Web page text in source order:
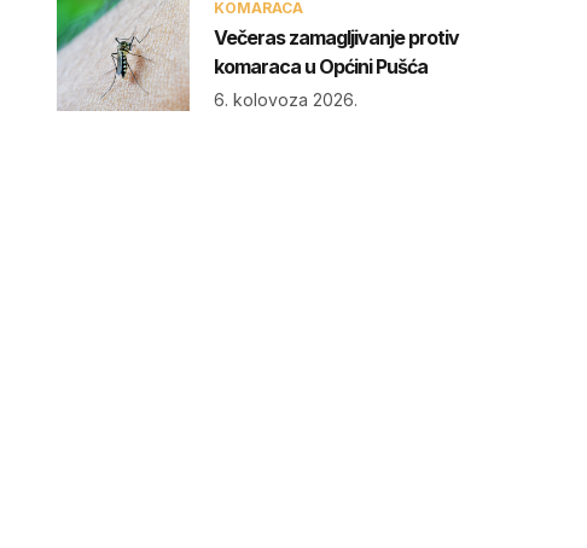
KOMARACA
Večeras zamagljivanje protiv
komaraca u Općini Pušća
6. kolovoza 2026.